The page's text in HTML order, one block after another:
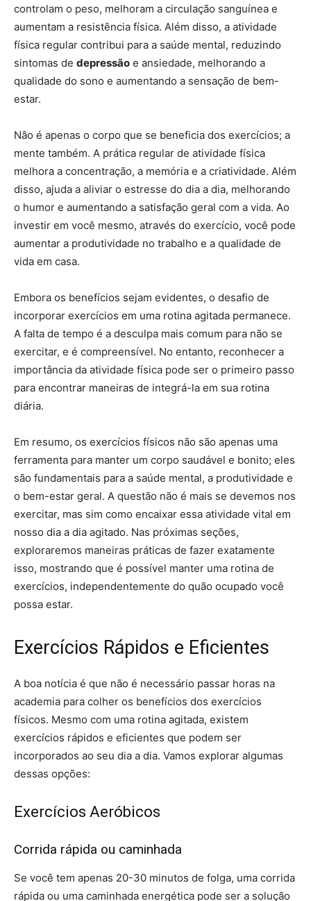
controlam o peso, melhoram a circulação sanguínea e
aumentam a resistência física. Além disso, a atividade
física regular contribui para a saúde mental, reduzindo
sintomas de depressão e ansiedade, melhorando a
qualidade do sono e aumentando a sensação de bem-
estar.
Não é apenas o corpo que se beneficia dos exercícios; a
mente também. A prática regular de atividade física
melhora a concentração, a memória e a criatividade. Além
disso, ajuda a aliviar o estresse do dia a dia, melhorando
o humor e aumentando a satisfação geral com a vida. Ao
investir em você mesmo, através do exercício, você pode
aumentar a produtividade no trabalho e a qualidade de
vida em casa.
Embora os benefícios sejam evidentes, o desafio de
incorporar exercícios em uma rotina agitada permanece.
A falta de tempo é a desculpa mais comum para não se
exercitar, e é compreensível. No entanto, reconhecer a
importância da atividade física pode ser o primeiro passo
para encontrar maneiras de integrá-la em sua rotina
diária.
Em resumo, os exercícios físicos não são apenas uma
ferramenta para manter um corpo saudável e bonito; eles
são fundamentais para a saúde mental, a produtividade e
o bem-estar geral. A questão não é mais se devemos nos
exercitar, mas sim como encaixar essa atividade vital em
nosso dia a dia agitado. Nas próximas seções,
exploraremos maneiras práticas de fazer exatamente
isso, mostrando que é possível manter uma rotina de
exercícios, independentemente do quão ocupado você
possa estar.
Exercícios Rápidos e Eficientes
A boa notícia é que não é necessário passar horas na
academia para colher os benefícios dos exercícios
físicos. Mesmo com uma rotina agitada, existem
exercícios rápidos e eficientes que podem ser
incorporados ao seu dia a dia. Vamos explorar algumas
dessas opções:
Exercícios Aeróbicos
Corrida rápida ou caminhada
Se você tem apenas 20-30 minutos de folga, uma corrida
rápida ou uma caminhada energética pode ser a solução